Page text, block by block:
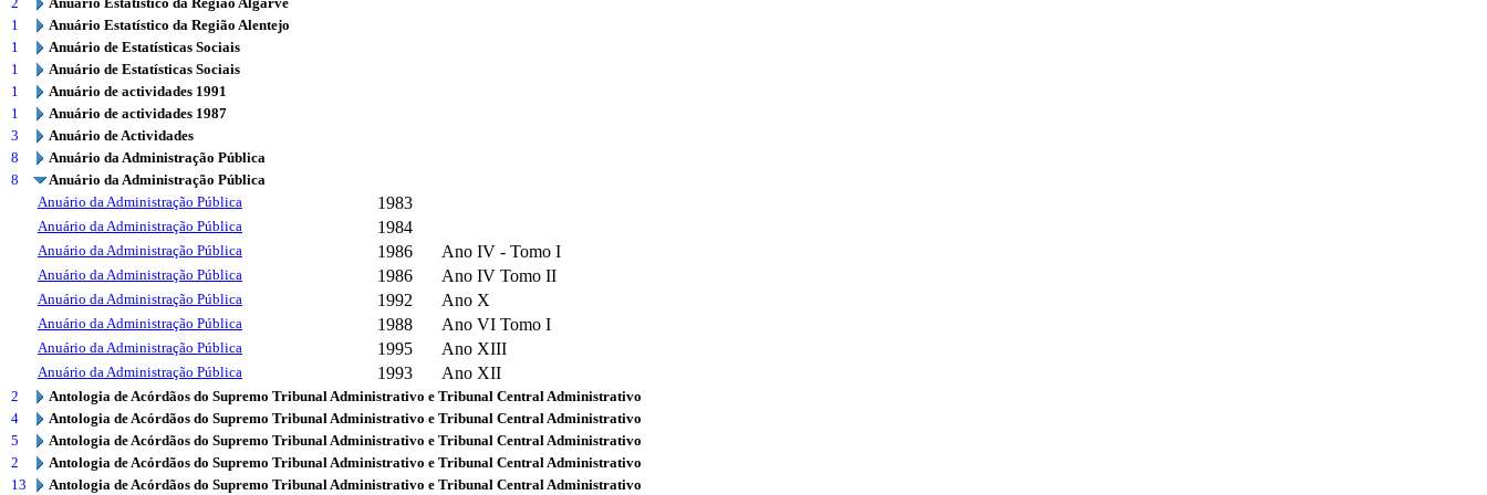
1
Anuário Estatístico da Região Alentejo
1
Anuário de Estatísticas Sociais
1
Anuário de Estatísticas Sociais
1
Anuário de actividades 1991
1
Anuário de actividades 1987
3
Anuário de Actividades
8
Anuário da Administração Pública
8
Anuário da Administração Pública
Anuário da Administração Pública
1983
Anuário da Administração Pública 1984
Anuário da Administração Pública 1986 Ano IV - Tomo I
Anuário da Administração Pública 1986 Ano IV Tomo II
Anuário da Administração Pública 1992 Ano X
Anuário da Administração Pública 1988 Ano VI Tomo I
Anuário da Administração Pública 1995 Ano XIII
Anuário da Administração Pública 1993 Ano XII
2
Antologia de Acórdãos do Supremo Tribunal Administrativo e Tribunal Central Administrativo
4
Antologia de Acórdãos do Supremo Tribunal Administrativo e Tribunal Central Administrativo
5
Antologia de Acórdãos do Supremo Tribunal Administrativo e Tribunal Central Administrativo
2
Antologia de Acórdãos do Supremo Tribunal Administrativo e Tribunal Central Administrativo
13
Antologia de Acórdãos do Supremo Tribunal Administrativo e Tribunal Central Administrativo